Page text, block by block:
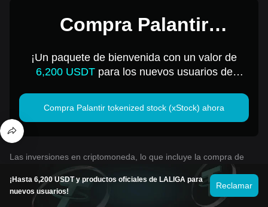
Compra Palantir
por 1 USD
¡Un paquete de bienvenida con un valor de
6,200 USDTpara los nuevos usuarios de
Compra Palantir tokenized stock (xStock) ahora
Las inversiones en criptomoneda, lo que incluye la compra de
Palantir tokenized stock (xStock) en línea a través de Bitget,
están sujetas al riesgo de mercado. Bitget te ofrece formas
fáciles y convenientes de comprar Palantir tokenized stock
(xStock), y hacemos todo lo posible por informar
¡Hasta 6,200 USDT y productos oficiales de LALIGA para
nuevos usuarios!
Reclamar